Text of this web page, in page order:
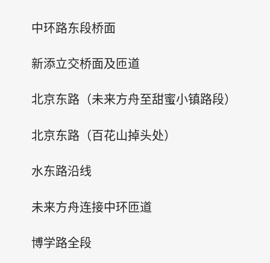
中环路东段桥面
新添立交桥面及匝道
北京东路（未来方舟至甜蜜小镇路段）
北京东路（百花山掉头处）
水东路沿线
未来方舟连接中环匝道
博学路全段